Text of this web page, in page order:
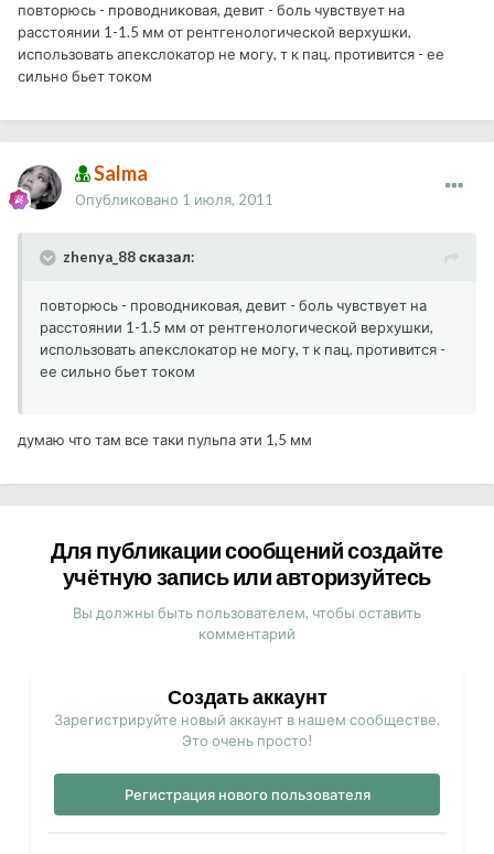
повторюсь - проводниковая, девит - боль чувствует на
расстоянии 1-1.5 мм от рентгенологической верхушки,
использовать апекслокатор не могу, т к пац. противится - ее
сильно бьет током
Salma
Опубликовано 1 июля, 2011
zhenya_88 сказал:
повторюсь - проводниковая, девит - боль чувствует на
расстоянии 1-1.5 мм от рентгенологической верхушки,
использовать апекслокатор не могу, т к пац. противится -
ее сильно бьет током
думаю что там все таки пульпа эти 1,5 мм
Для публикации сообщений создайте
учётную запись или авторизуйтесь
Вы должны быть пользователем, чтобы оставить
комментарий
Создать аккаунт
Зарегистрируйте новый аккаунт в нашем сообществе.
Это очень просто!
Регистрация нового пользователя